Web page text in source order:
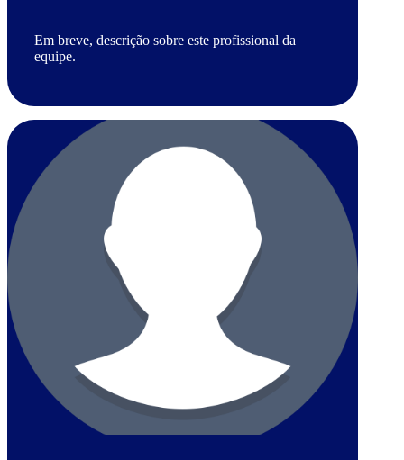
Em breve, descrição sobre este profissional da
equipe.